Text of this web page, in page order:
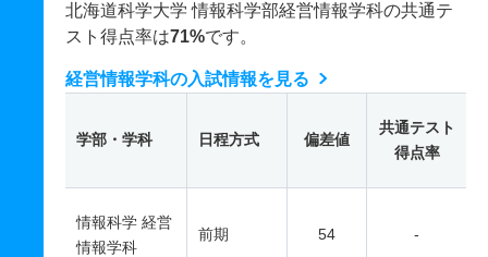
北海道科学大学 情報科学部経営情報学科の共通テ
スト得点率は71%です。
経営情報学科の入試情報を見る
学部・学科 日程方式 偏差値
共通テスト
得点率
情報科学 経営
情報学科
前期 54 -